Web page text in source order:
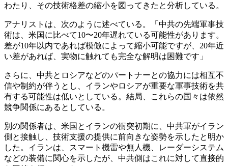
わたり、その技術格差の縮小を図ってきたと分析している。
アナリストは、次のように述べている。「中共の先端軍事技
術は、米国に比べて10〜20年遅れている可能性があります。
差が10年以内であれば模倣によって縮小可能ですが、20年近
い差があれば、実物に触れても完全な解明は困難です」
さらに、中共とロシアなどのパートナーとの協力には相互不
信や制約が伴うとし、イランやロシアが重要な軍事技術を共
有する可能性は低いとしている。結局、これらの国々は依然
競争関係にあるとしている。
別の関係者は、米国とイランの衝突初期に、中共軍がイラン
側と接触し、技術支援の提供に前向きな姿勢を示したと明か
した。イランは、スマート機雷や無人機、レーダーシステム
などの装備に関心を示したが、中共側はこれに対して直接的